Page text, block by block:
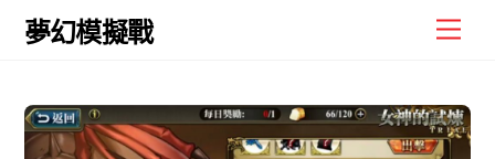
Skip
夢幻模擬戰